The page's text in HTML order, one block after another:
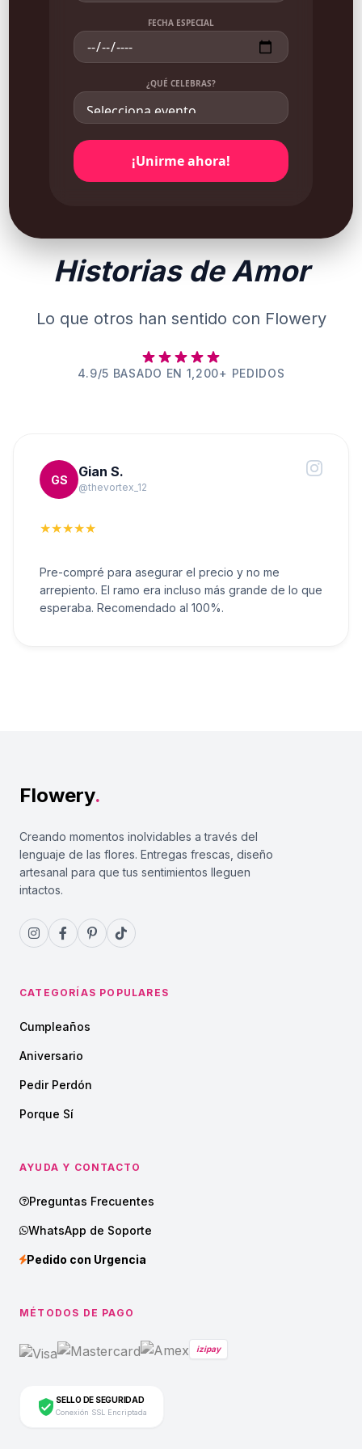
FECHA ESPECIAL
¿QUÉ CELEBRAS?
¡Unirme ahora!
Historias de Amor
Lo que otros han sentido con Flowery
4.9/5 BASADO EN 1,200+ PEDIDOS
GS Gian S.
@thevortex_12
★★★★★
Pre-compré para asegurar el precio y no me
arrepiento. El ramo era incluso más grande de lo que
esperaba. Recomendado al 100%.
Flowery.
Creando momentos inolvidables a través del
lenguaje de las flores. Entregas frescas, diseño
artesanal para que tus sentimientos lleguen
intactos.
CATEGORÍAS POPULARES
Cumpleaños
Aniversario
Pedir Perdón
Porque Sí
AYUDA Y CONTACTO
Preguntas Frecuentes
WhatsApp de Soporte
Pedido con Urgencia
MÉTODOS DE PAGO
izipay
SELLO DE SEGURIDAD
Conexión SSL Encriptada